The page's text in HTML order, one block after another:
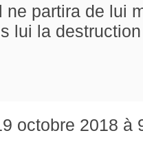
ne partira de lui
lui la
octobre 2018 à